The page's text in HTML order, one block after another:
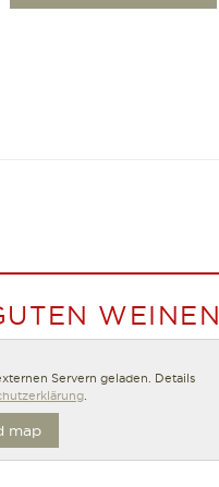
WEINEN
Servern geladen. Details
map